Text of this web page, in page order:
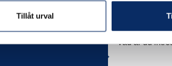
Tillåt urval